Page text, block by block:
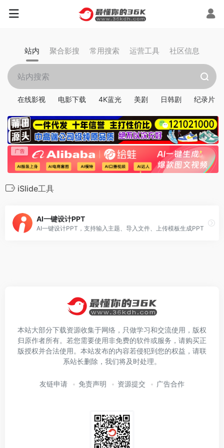
站内 聚合影搜 常用搜索 运营工具 社区信息
在线影视 电影下载 4K蓝光 美剧 日韩剧 纪录片
iSlide工具
AI一键设计PPT
AI一键设计PPT，支持输入主题、导入文件、上传模板生成PPT
本站大部分下载资源收集于网络，只做学习和交流使用，版权
归原作者所有。若您需要使用非免费的软件或服务，请购买正
版授权并合法使用。本站发布的内容若侵犯到您的权益，请联
系站长删除，我们将及时处理。
友链申请 免责声明 资源提交 广告合作